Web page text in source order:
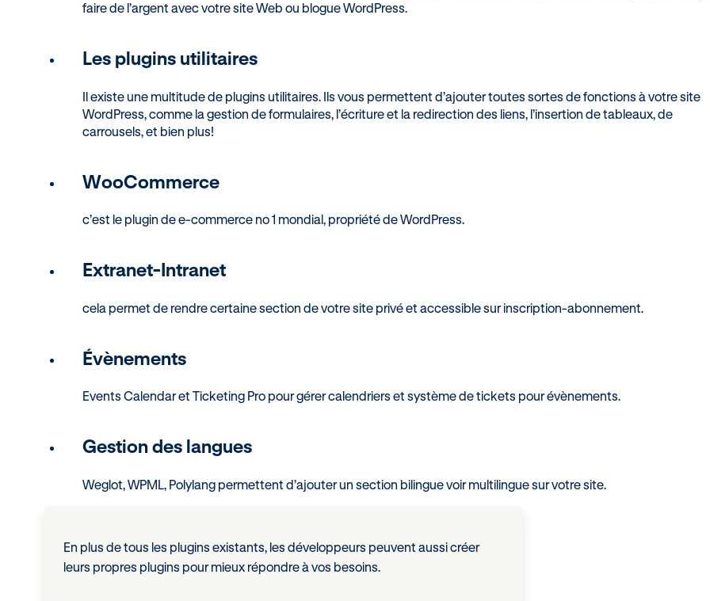
faire de l’argent avec votre site Web ou blogue WordPress.
Les plugins utilitaires
Il existe une multitude de plugins utilitaires. Ils vous permettent d’ajouter toutes sortes de fonctions à votre site
WordPress, comme la gestion de formulaires, l’écriture et la redirection des liens, l’insertion de tableaux, de
carrousels, et bien plus!
WooCommerce
c’est le plugin de e-commerce no 1 mondial, propriété de WordPress.
Extranet-Intranet
cela permet de rendre certaine section de votre site privé et accessible sur inscription-abonnement.
Évènements
Events Calendar et Ticketing Pro pour gérer calendriers et système de tickets pour évènements.
Gestion des langues
Weglot, WPML, Polylang permettent d’ajouter un section bilingue voir multilingue sur votre site.
En plus de tous les plugins existants, les développeurs peuvent aussi créer
leurs propres plugins pour mieux répondre à vos besoins.